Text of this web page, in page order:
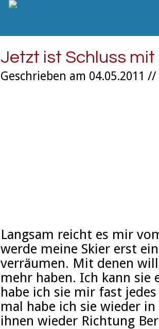
Jetzt ist Schluss mit
Geschrieben am 04.05.2011 //
Langsam reicht es mir
werde meine Skier erst
verräumen. Mit denen
mehr haben. Ich kann
habe ich sie mir fast jedes
mal habe ich sie wieder
ihnen wieder Richtung